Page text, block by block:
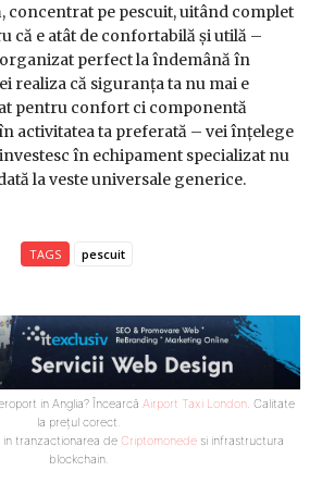
concentrat pe pescuit, uitând complet
că e atât de confortabilă și utilă –
perfect la îndemână în
realiza că siguranța ta nu mai e
pentru confort ci componentă
activitatea ta preferată – vei înțelege
în echipament specializat nu
la veste universale generice.
TAGS pescuit
in Anglia? Încearcă Airport Taxi London . Calitate
la prețul corect.
in tranzactionarea de Criptomonede si infrastructura
blockchain.